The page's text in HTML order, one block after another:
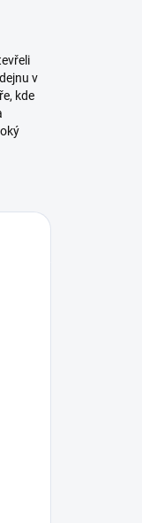
v
kde